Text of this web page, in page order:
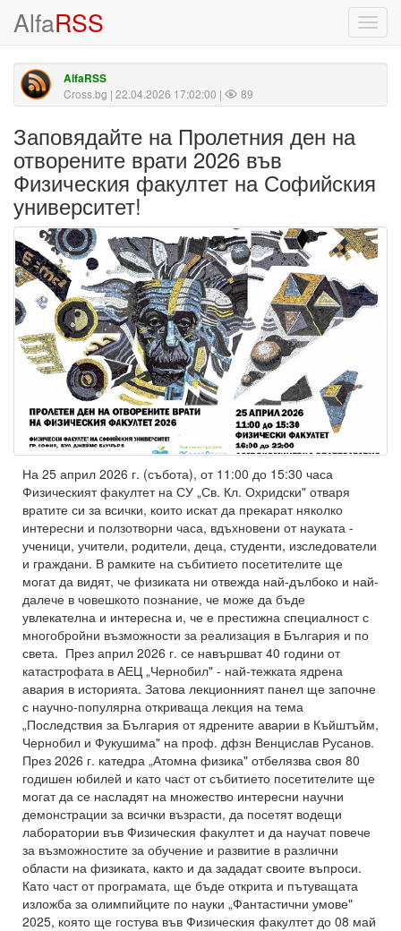
AlfaRSS
AlfaRSS
Cross.bg | 22.04.2026 17:02:00 | 89
Заповядайте на Пролетния ден на
отворените врати 2026 във
Физическия факултет на Софийския
университет!
На 25 април 2026 г. (събота), от 11:00 до 15:30 часа
Физическият факултет на СУ „Св. Кл. Охридски" отваря
вратите си за всички, които искат да прекарат няколко
интересни и ползотворни часа, вдъхновени от науката -
ученици, учители, родители, деца, студенти, изследователи
и граждани. В рамките на събитието посетителите ще
могат да видят, че физиката ни отвежда най-дълбоко и най-
далече в човешкото познание, че може да бъде
увлекателна и интересна и, че е престижна специалност с
многобройни възможности за реализация в България и по
света. През април 2026 г. се навършват 40 години от
катастрофата в АЕЦ „Чернобил" - най-тежката ядрена
авария в историята. Затова лекционният панел ще започне
с научно-популярна откриваща лекция на тема
„Последствия за България от ядрените аварии в Къйштъйм,
Чернобил и Фукушима" на проф. дфзн Венцислав Русанов.
През 2026 г. катедра „Атомна физика" отбелязва своя 80
годишен юбилей и като част от събитието посетителите ще
могат да се насладят на множество интересни научни
демонстрации за всички възрасти, да посетят водещи
лаборатории във Физическия факултет и да научат повече
за възможностите за обучение и развитие в различни
области на физиката, както и да зададат своите въпроси.
Като част от програмата, ще бъде открита и пътуващата
изложба за олимпийците по науки „Фантастични умове"
2025, която ще гостува във Физическия факултет до 08 май